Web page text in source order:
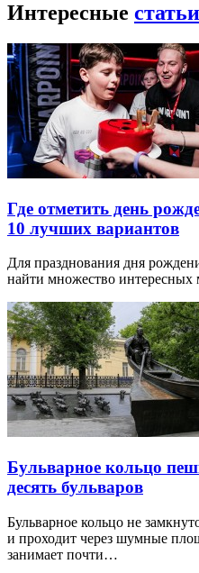
Интересные
Где отметить день
10 лучших вариантов